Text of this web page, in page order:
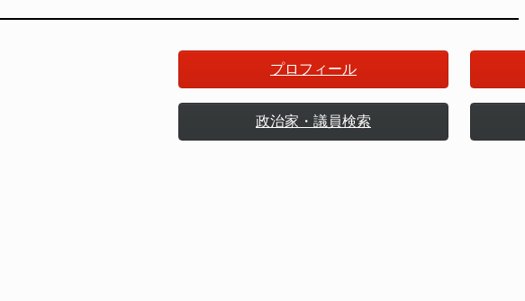
プロフィール
政治家・議員検索